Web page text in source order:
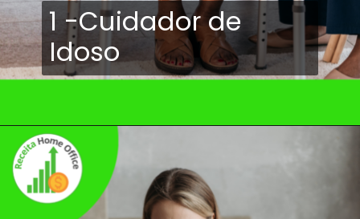
1 -Cuidador de
Idoso